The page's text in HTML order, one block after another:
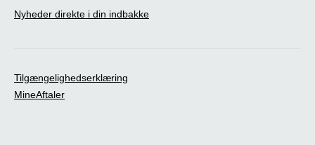
Nyheder direkte i din indbakke
Tilgængelighedserklæring
MineAftaler